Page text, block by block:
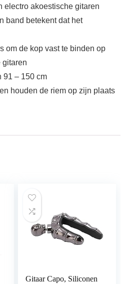
electro akoestische gitaren
band betekent dat het
om de kop vast te binden op
gitaren
91 – 150 cm
houden de riem op zijn plaats
Gitaar Capo, Siliconen